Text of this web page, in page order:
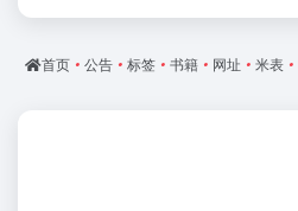
首页 • 公告 • 标签 • 书籍 • 网址 • 米表 •